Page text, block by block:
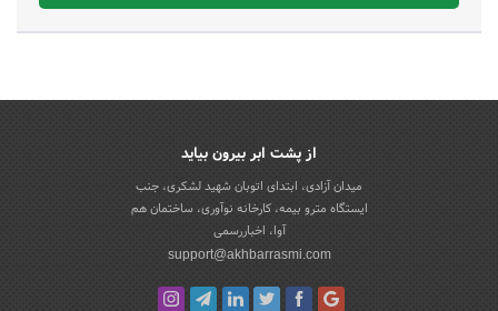
از پشت ابر بیرون بیاید
میدان آزادی، ابتدای اتوبان شهید لشکری، جنب
ایستگاه مترو بیمه، کارخانه نوآوری، ساختمان هم
آوا، اخباررسمی
support@akhbarrasmi.com